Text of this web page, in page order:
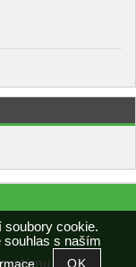
tvorba
soubory cookie.
souhlas s naším